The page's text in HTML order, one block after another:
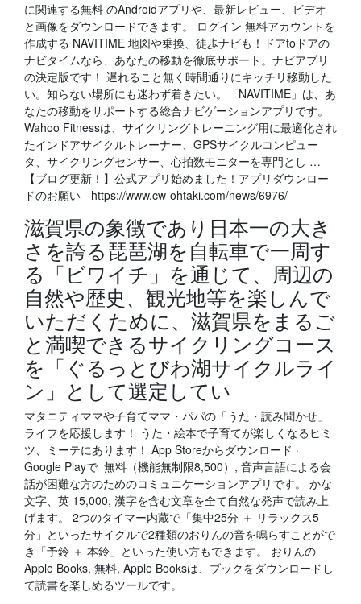
に関連する無料 のAndroidアプリや、最新レビュー、ビデオ
と画像をダウンロードできます。 ログイン 無料アカウントを
作成する NAVITIME 地図や乗換、徒歩ナビも！ドアtoドアの
ナビタイムなら、あなたの移動を徹底サポート。ナビアプリ
の決定版です！ 遅れること無く時間通りにキッチリ移動した
い。知らない場所にも迷わず着きたい。「NAVITIME」は、あ
なたの移動をサポートする総合ナビゲーションアプリです。
Wahoo Fitnessは、サイクリングトレーニング用に最適化され
たインドアサイクルトレーナー、GPSサイクルコンピュー
タ、サイクリングセンサー、心拍数モニターを専門とし …
【ブログ更新！】公式アプリ始めました！アプリダウンロー
ドのお願い - https://www.cw-ohtaki.com/news/6976/
滋賀県の象徴であり日本一の大き
さを誇る琵琶湖を自転車で一周す
る「ビワイチ」を通じて、周辺の
自然や歴史、観光地等を楽しんで
いただくために、滋賀県をまるご
と満喫できるサイクリングコース
を「ぐるっとびわ湖サイクルライ
ン」として選定してい
マタニティママや子育てママ・パパの「うた・読み聞かせ」
ライフを応援します！ うた・絵本で子育てが楽しくなるヒミ
ツ、ミーテにあります！ App Storeからダウンロード ·
Google Playで 無料（機能無制限8,500）, 音声言語による会
話が困難な方のためのコミュニケーションアプリです。 かな
文字、英 15,000, 漢字を含む文章を全て自然な発声で読み上
げます。 2つのタイマー内蔵で「集中25分 ＋ リラックス5
分」といったサイクルで2種類のおりんの音を鳴らすことがで
き「予鈴 ＋ 本鈴」といった使い方もできます。 おりんの
Apple Books, 無料, Apple Booksは、ブックをダウンロードし
て読書を楽しめるツールです。